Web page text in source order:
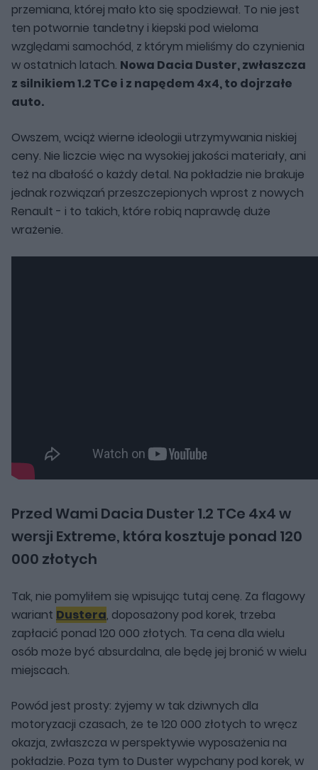
przemiana, której mało kto się spodziewał. To nie jest
ten potwornie tandetny i kiepski pod wieloma
względami samochód, z którym mieliśmy do czynienia
w ostatnich latach. Nowa Dacia Duster, zwłaszcza
z silnikiem 1.2 TCe i z napędem 4x4, to dojrzałe
auto.
Owszem, wciąż wierne ideologii utrzymywania niskiej
ceny. Nie liczcie więc na wysokiej jakości materiały, ani
też na dbałość o każdy detal. Na pokładzie nie brakuje
jednak rozwiązań przeszczepionych wprost z nowych
Renault - i to takich, które robią naprawdę duże
wrażenie.
Przed Wami Dacia Duster 1.2 TCe 4x4 w
wersji Extreme, która kosztuje ponad 120
000 złotych
Tak, nie pomyliłem się wpisując tutaj cenę. Za flagowy
wariant Dustera, doposażony pod korek, trzeba
zapłacić ponad 120 000 złotych. Ta cena dla wielu
osób może być absurdalna, ale będę jej bronić w wielu
miejscach.
Powód jest prosty: żyjemy w tak dziwnych dla
motoryzacji czasach, że te 120 000 złotych to wręcz
okazja, zwłaszcza w perspektywie wyposażenia na
pokładzie. Poza tym to Duster wypchany pod korek, w